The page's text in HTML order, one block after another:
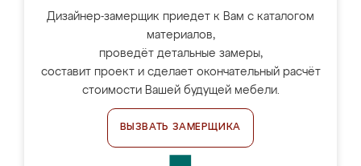
Дизайнер-замерщик приедет к Вам с каталогом
материалов,
проведёт детальные замеры,
составит проект и сделает окончательный расчёт
стоимости Вашей будущей мебели.
ВЫЗВАТЬ ЗАМЕРЩИКА